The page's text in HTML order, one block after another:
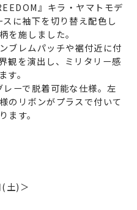
』キラ・ヤマトモデ
に袖下を切り替え配色し
を施しました。
ブレムパッチや裾付近に付
観を演出し、ミリタリー感
。
ーで脱着可能な仕様。左
のリボンがプラスで付いて
ます。
土)＞